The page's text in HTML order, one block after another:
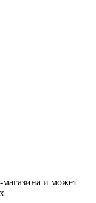
магазина и может